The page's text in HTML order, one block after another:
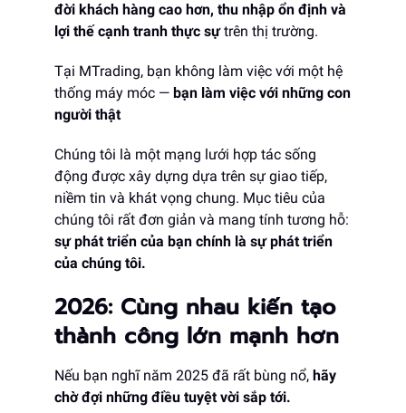
đời khách hàng cao hơn, thu nhập ổn định và
lợi thế cạnh tranh thực sựtrên thị trường.
Tại MTrading, bạn không làm việc với một hệ
thống máy móc — bạn làm việc với những con
người thật
Chúng tôi là một mạng lưới hợp tác sống
động được xây dựng dựa trên sự giao tiếp,
niềm tin và khát vọng chung. Mục tiêu của
chúng tôi rất đơn giản và mang tính tương hỗ:
sự phát triển của bạn chính là sự phát triển
của chúng tôi.
2026: Cùng nhau kiến tạo
thành công lớn mạnh hơn
Nếu bạn nghĩ năm 2025 đã rất bùng nổ, hãy
chờ đợi những điều tuyệt vời sắp tới.